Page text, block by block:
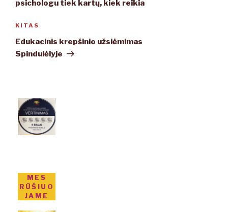
psichologu tiek kartų, kiek reikia
Kitas
įrašas
KITAS
Edukacinis krepšinio užsiėmimas
Spindulėlyje
MES
RŪŠIUO
JAME